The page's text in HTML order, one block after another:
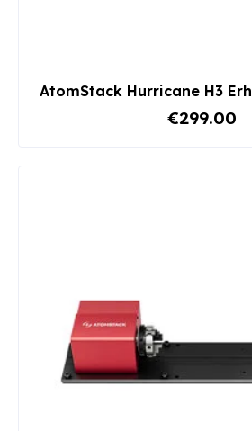
AtomStack Hurricane H3
€299.00